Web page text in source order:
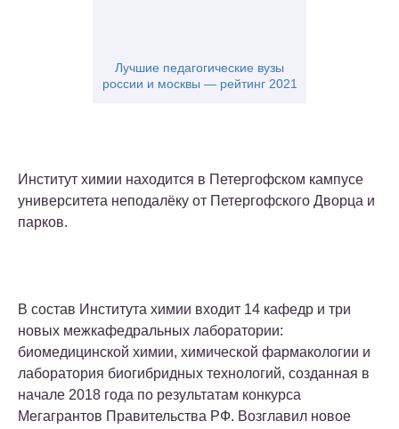
Лучшие педагогические вузы
россии и москвы — рейтинг 2021
Институт химии находится в Петергофском кампусе
университета неподалёку от Петергофского Дворца и
парков.
В состав Института химии входит 14 кафедр и три
новых межкафедральных лаборатории:
биомедицинской химии, химической фармакологии и
лаборатория биогибридных технологий, созданная в
начале 2018 года по результатам конкурса
Мегагрантов Правительства РФ. Возглавил новое